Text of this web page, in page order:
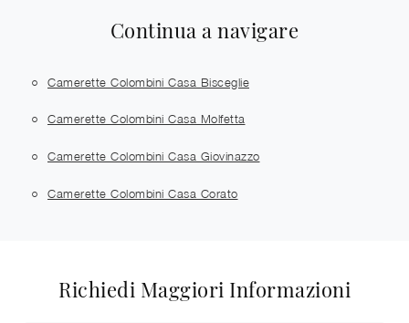
Continua a navigare
Camerette Colombini Casa Bisceglie
Camerette Colombini Casa Molfetta
Camerette Colombini Casa Giovinazzo
Camerette Colombini Casa Corato
Richiedi Maggiori Informazioni